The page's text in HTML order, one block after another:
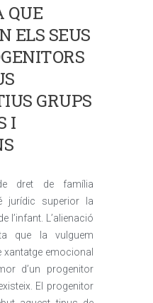
QUE
ELS SEUS
GRUPS
I
dret de família
jurídic superior la
l’infant. L’alienació
que la vulguem
emocional
d’un progenitor
El progenitor